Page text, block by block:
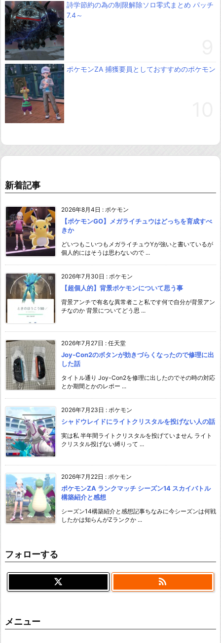
詩学節約の為の制限解除ソロ零式まとめ パッチ
7.4～
ポケモンZA 捕獲要員としておすすめのポケモン
新着記事
2026年8月4日 : ポケモン
【ポケモンGO】メガライチュウはどっちを育成すべ
きか
どいつもこいつもメガライチュウYが強いと書いているが
個人的にはそうは思わないので ...
2026年7月30日 : ポケモン
【超個人的】背景ポケモンについて思う事
背景アンチで有名な異常者こと私です何で自分が背景アン
チなのか 背景についてどう思 ...
2026年7月27日 : 任天堂
Joy-Con2のボタンが効きづらくなったので修理に出
した話
タイトル通り Joy-Con2を修理に出したのでその時の対応
とか期間とかのレポー ...
2026年7月23日 : ポケモン
シャドウレイドにライトクリスタルを投げない人の話
実は私 半年間ライトクリスタルを投げていません ライト
クリスタル投げない縛りって ...
2026年7月22日 : ポケモン
ポケモンZA ランクマッチ シーズン14 スカイバトル
構築紹介と感想
シーズン14構築紹介と感想記事ちなみに今シーズンは何戦
したかは知らんがZランクか ...
フォローする

メニュー